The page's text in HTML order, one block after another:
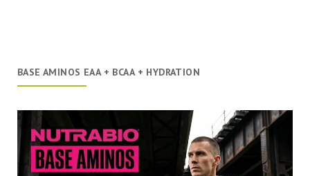
BASE AMINOS EAA + BCAA + HYDRATION